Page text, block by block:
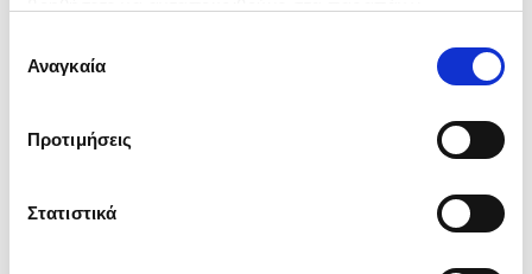
ενδιαφέρουν και να επιλέξετε από τα παρακάτω με την
΄΄και να ενημερωθείτε σχετικά με
συγκατάθεσης
Αναγκαία
Προτιμήσεις
Στατιστικά